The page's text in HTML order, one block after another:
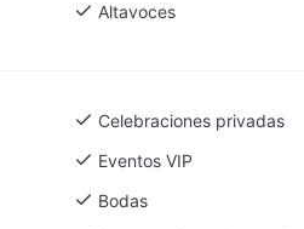
Altavoces
Celebraciones privadas
Eventos VIP
Bodas